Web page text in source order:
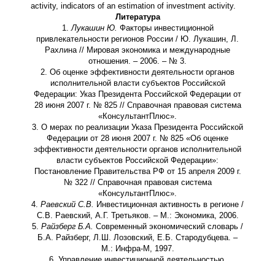
activity, indicators of an estimation of investment activity.
Литература
1. Лукашин Ю. Факторы инвестиционной
привлекательности регионов России / Ю. Лукашин, Л.
Рахлина // Мировая экономика и международные
отношения. – 2006. – № 3.
2. Об оценке эффективности деятельности органов
исполнительной власти субъектов Российской
Федерации: Указ Президента Российской Федерации от
28 июня 2007 г. № 825 // Справочная правовая система
«КонсультантПлюс».
3. О мерах по реализации Указа Президента Российской
Федерации от 28 июня 2007 г. № 825 «Об оценке
эффективности деятельности органов исполнительной
власти субъектов Российской Федерации»:
Постановление Правительства РФ от 15 апреля 2009 г.
№ 322 // Справочная правовая система
«КонсультантПлюс».
4. Раевский С.В. Инвестиционная активность в регионе /
С.В. Раевский, А.Г. Третьяков. – М.: Экономика, 2006.
5. Райзберг Б.А. Современный экономический словарь /
Б.А. Райзберг, Л.Ш. Лозовский, Е.Б. Стародубцева. –
М.: Инфра-М, 1997.
6. Управление инвестиционной деятельностью.